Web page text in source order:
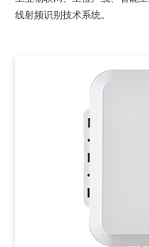
线射频识别技术系统。